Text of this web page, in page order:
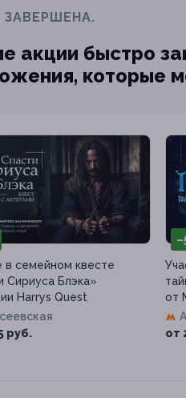
акции быстро
которые
в семейном квесте
Сириуса Блэка»
Harrys Quest
руб.
от
от